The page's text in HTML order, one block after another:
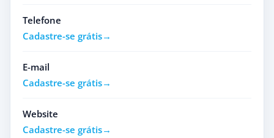
Telefone
Cadastre-se grátis
E-mail
Cadastre-se grátis
Website
Cadastre-se grátis